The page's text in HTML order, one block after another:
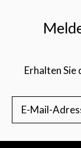
Erhalten